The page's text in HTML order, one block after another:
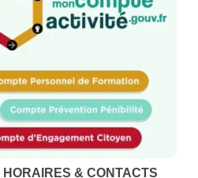
HORAIRES & CONTACTS